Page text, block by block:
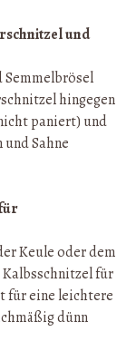
und
Semmelbrösel
hingegen
paniert) und
Sahne
Keule oder dem
für
für eine leichtere
dünn